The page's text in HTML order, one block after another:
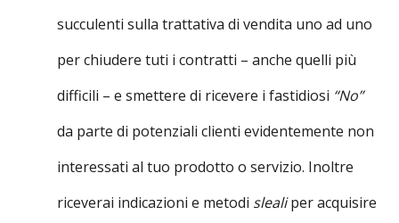
succulenti sulla trattativa di vendita uno ad uno
per chiudere tuti i contratti – anche quelli più
difficili – e smettere di ricevere i fastidiosi “No”
da parte di potenziali clienti evidentemente non
interessati al tuo prodotto o servizio. Inoltre
riceverai indicazioni e metodi slealiper acquisire